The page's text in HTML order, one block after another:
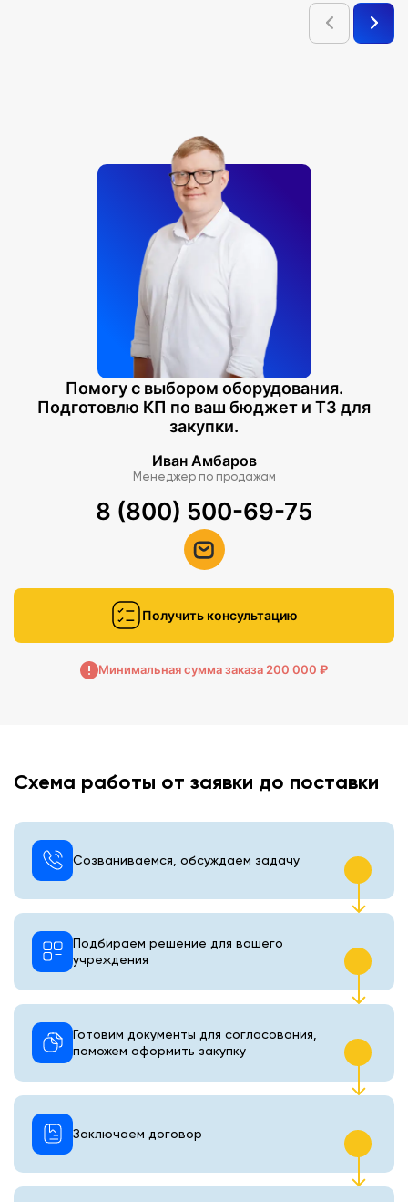
Помогу с выбором оборудования.
Подготовлю КП по ваш бюджет и ТЗ для
закупки.
Иван Амбаров
Менеджер по продажам
8 (800) 500-69-75
Получить консультацию
Минимальная сумма заказа 200 000 ₽
Схема работы от заявки до поставки
Созваниваемся, обсуждаем задачу
Подбираем решение для вашего
учреждения
Готовим документы для согласования,
поможем оформить закупку
Заключаем договор